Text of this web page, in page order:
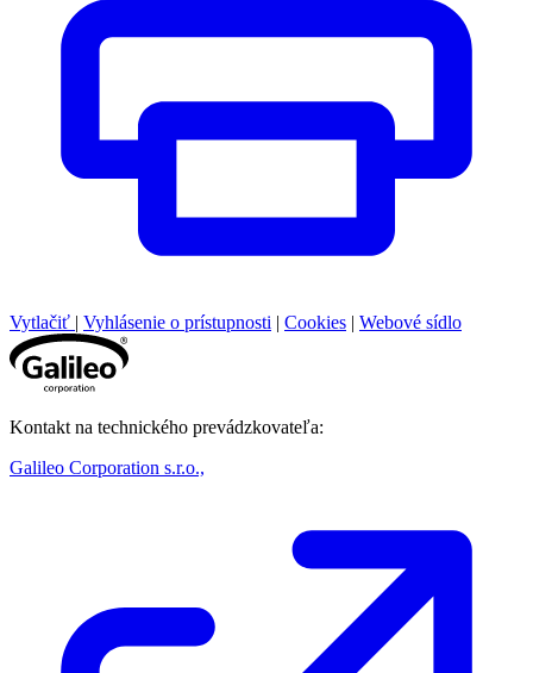
Vytlačiť | Vyhlásenie o prístupnosti | Cookies | Webové sídlo
Kontakt na technického prevádzkovateľa:
Galileo Corporation s.r.o.,